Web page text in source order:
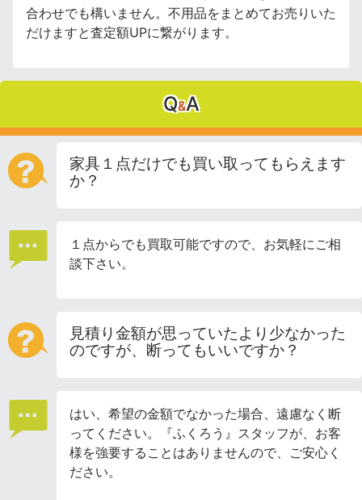
合わせでも構いません。不用品をまとめてお売りいた
だけますと査定額UPに繋がります。
Q&A
家具１点だけでも買い取ってもらえます
か？
１点からでも買取可能ですので、お気軽にご相
談下さい。
見積り金額が思っていたより少なかった
のですが、断ってもいいですか？
はい、希望の金額でなかった場合、遠慮なく断
ってください。『ふくろう』スタッフが、お客
様を強要することはありませんので、ご安心く
ださい。